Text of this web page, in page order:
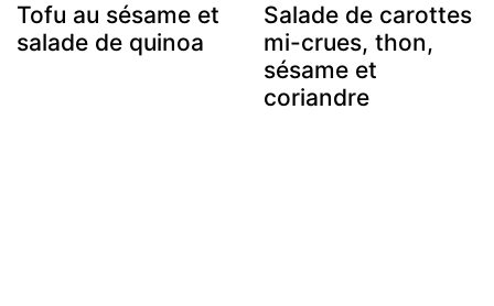
Tofu au sésame et
salade de quinoa
Salade de carottes
mi-crues, thon,
sésame et
coriandre